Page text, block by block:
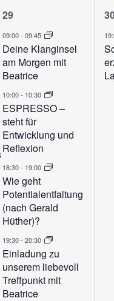
5
29
09:00- 09:45
Deine Klanginsel
am Morgen mit
Beatrice
10:00- 10:30
ESPRESSO –
steht für
Entwicklung und
Reflexion
18:30- 19:00
Wie geht
Potentialentfaltung
(nach Gerald
Hüther)?
19:30- 20:30
Einladung zu
unserem liebevoll
Treffpunkt mit
Beatrice
1